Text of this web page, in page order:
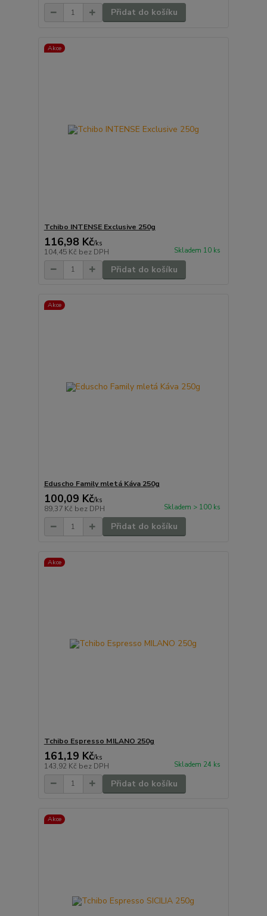
Přidat do košíku
Akce
Tchibo INTENSE Exclusive 250g
116,98 Kč/ks
104,45 Kč bez DPH Skladem 10 ks
Přidat do košíku
Akce
Eduscho Family mletá Káva 250g
100,09 Kč/ks
89,37 Kč bez DPH Skladem > 100 ks
Přidat do košíku
Akce
Tchibo Espresso MILANO 250g
161,19 Kč/ks
143,92 Kč bez DPH Skladem 24 ks
Přidat do košíku
Akce